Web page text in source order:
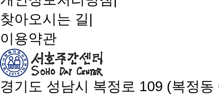
찾아오시는 길|
이용약관
경기도 성남시 복정로 109 (복정동